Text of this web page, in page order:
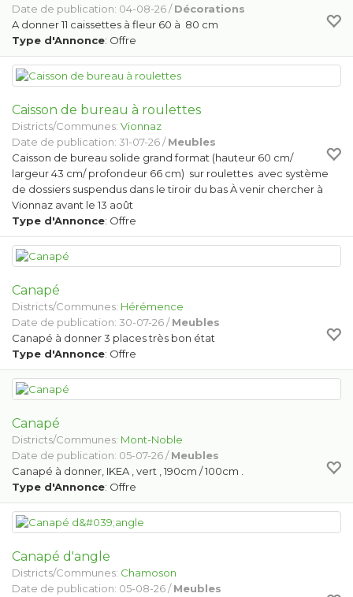
Date de publication: 04-08-26 /Décorations
A donner 11 caissettes à fleur 60 à 80 cm
Type d'Annonce: Offre
Caisson de bureau à roulettes
Districts/Communes: Vionnaz
Date de publication: 31-07-26 /Meubles
Caisson de bureau solide grand format (hauteur 60 cm/
largeur 43 cm/ profondeur 66 cm) sur roulettes avec système
de dossiers suspendus dans le tiroir du bas À venir chercher à
Vionnaz avant le 13 août
Type d'Annonce: Offre
Canapé
Districts/Communes: Hérémence
Date de publication: 30-07-26 /Meubles
Canapé à donner 3 places très bon état
Type d'Annonce: Offre
Canapé
Districts/Communes: Mont-Noble
Date de publication: 05-07-26 /Meubles
Canapé à donner, IKEA , vert , 190cm / 100cm .
Type d'Annonce: Offre
Canapé d'angle
Districts/Communes: Chamoson
Date de publication: 05-08-26 /Meubles